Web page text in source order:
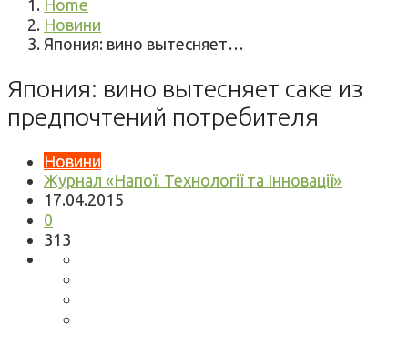
Home
Новини
Япония: вино вытесняет…
Япония: вино вытесняет саке из
предпочтений потребителя
Новини
Журнал «Напої. Технології та Інновації»
17.04.2015
0
313